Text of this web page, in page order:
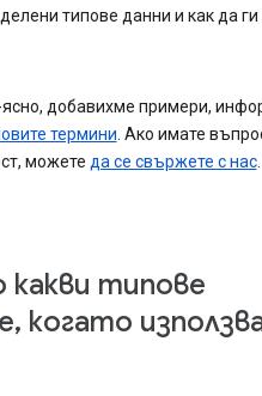
типове данни и как да ги
добавихме примери,
термини. Ако имате
можете да се свържете с нас.
какви типове
когато